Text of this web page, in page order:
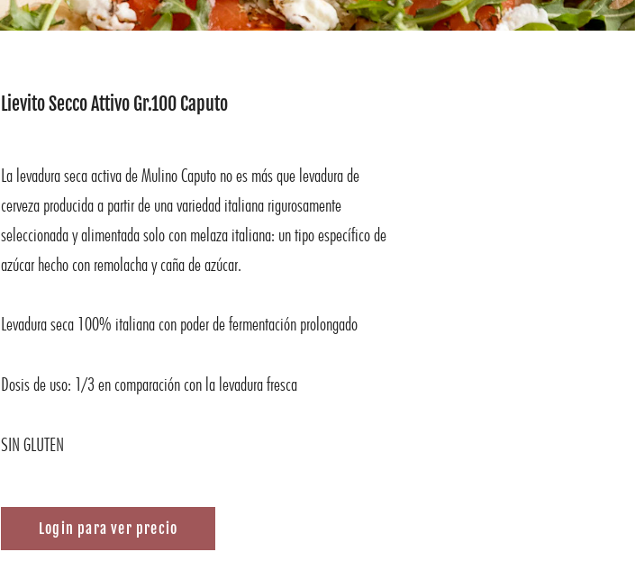
Lievito Secco Attivo Gr.100 Caputo
La levadura seca activa de Mulino Caputo no es más que levadura de
cerveza producida a partir de una variedad italiana rigurosamente
seleccionada y alimentada solo con melaza italiana: un tipo específico de
azúcar hecho con remolacha y caña de azúcar.
Levadura seca 100% italiana con poder de fermentación prolongado
Dosis de uso: 1/3 en comparación con la levadura fresca
SIN GLUTEN
Login para ver precio